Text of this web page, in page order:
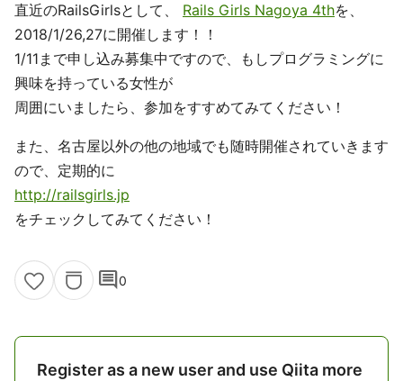
直近のRailsGirlsとして、 Rails Girls Nagoya 4thを、
2018/1/26,27に開催します！！
1/11まで申し込み募集中ですので、もしプログラミングに
興味を持っている女性が
周囲にいましたら、参加をすすめてみてください！
また、名古屋以外の他の地域でも随時開催されていきます
ので、定期的に
http://railsgirls.jp
をチェックしてみてください！
comment0
Register as a new user and use Qiita more